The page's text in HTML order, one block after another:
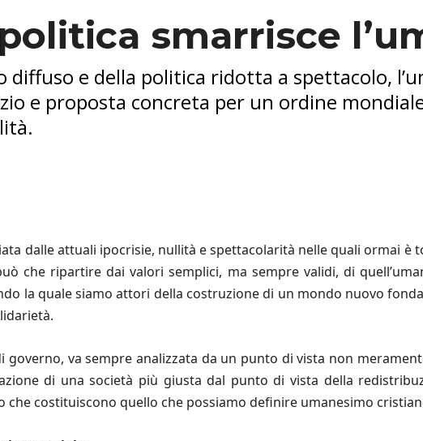
smarrisce
diffuso e della politica ridotta a spettacolo,
e proposta concreta per un ordine
dalle attuali ipocrisie, nullità e spettacolarità nelle quali ormai è
che ripartire dai valori semplici, ma sempre validi, di
la quale siamo attori della costruzione di un mondo nuovo
governo, va sempre analizzata da un punto di vista non
di una società più giusta dal punto di vista della
costituiscono quello che possiamo definire umanesimo